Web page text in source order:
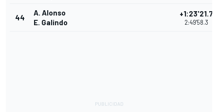
44
A. Alonso
E. Galindo
+1:23'21.7
2:49'58.3